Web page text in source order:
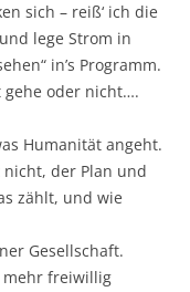
sich – reiß‘ ich die
lege Strom in
in’s Programm.
gehe oder nicht….
Humanität angeht.
der Plan und
zählt, und wie
Gesellschaft.
mehr freiwillig